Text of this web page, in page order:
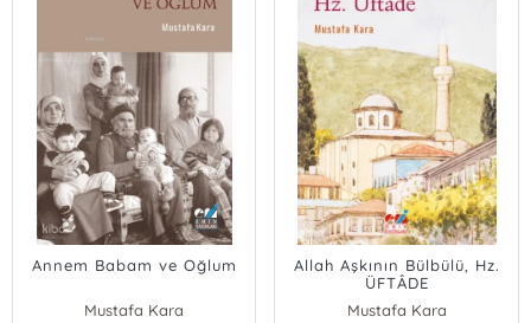
Annem Babam ve Oğlum
Mustafa Kara
Allah Aşkının Bülbülü, Hz.
ÜFTÂDE
Mustafa Kara